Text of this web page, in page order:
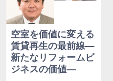
空室を価値に変える
賃貸再生の最前線―
新たなリフォームビ
ジネスの価値―